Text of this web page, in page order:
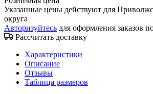
Указанные цены действуют для
округа
Авторизуйтесь для оформления заказов
Рассчитать доставку
Характеристики
Описание
Отзывы
Таблица размеров